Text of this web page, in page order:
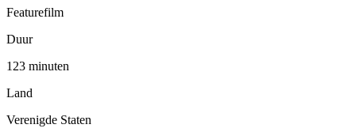
Featurefilm
Duur
123 minuten
Land
Verenigde Staten